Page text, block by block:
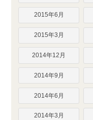
2015年6月
2015年3月
2014年12月
2014年9月
2014年6月
2014年3月